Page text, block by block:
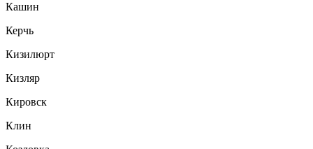
Кашин
Керчь
Кизилюрт
Кизляр
Кировск
Клин